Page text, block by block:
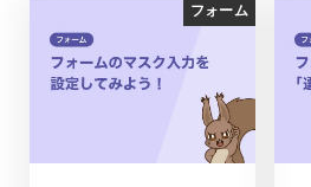
フォーム